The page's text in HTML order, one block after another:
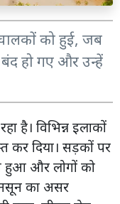
को हुई, जब
हो गए और उन्हें
है। विभिन्न इलाकों
कर दिया। सड़कों पर
हुआ और लोगों को
का असर